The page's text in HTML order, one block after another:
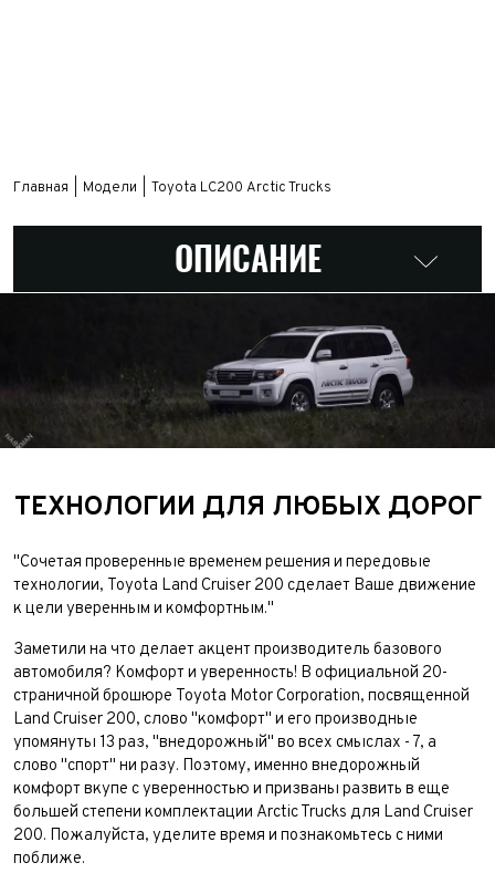
Главная Модели Toyota LС200 Arctic Trucks
ОПИСАНИЕ
ТЕХНОЛОГИИ ДЛЯ ЛЮБЫХ ДОРОГ
"Сочетая проверенные временем решения и передовые
технологии, Toyota Land Cruiser 200 сделает Ваше движение
к цели уверенным и комфортным."
Заметили на что делает акцент производитель базового
автомобиля? Комфорт и уверенность! В официальной 20-
страничной брошюре Toyota Motor Corporation, посвященной
Land Cruiser 200, слово "комфорт" и его производные
упомянуты 13 раз, "внедорожный" во всех смыслах - 7, а
слово "спорт" ни разу. Поэтому, именно внедорожный
комфорт вкупе с уверенностью и призваны развить в еще
большей степени комплектации Arctic Trucks для Land Cruiser
200. Пожалуйста, уделите время и познакомьтесь с ними
поближе.